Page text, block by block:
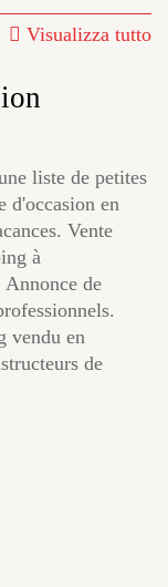
Visualizza tutto
liste de petites
d'occasion en
Vente
à
de
vendu en
de